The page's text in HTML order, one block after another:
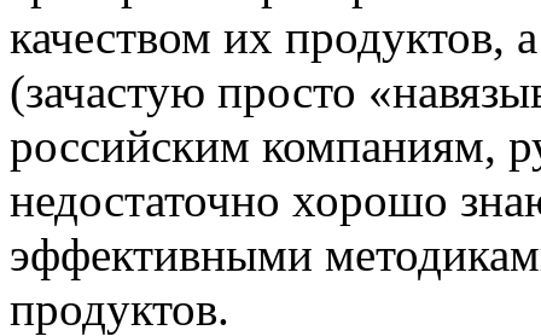
качеством их продуктов,
(зачастую просто
российским компаниям,
недостаточно хорошо
эффективными
продуктов.